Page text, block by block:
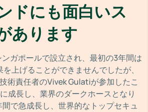
ドにも面白いス
あります
ガポールで設立され、最初の3年間は
上げることができませんでしたが、
術責任者のVivek Gulatiが参加したこ
成長し、業界のダークホースとなり
で急成長し、世界的なトップセキュ